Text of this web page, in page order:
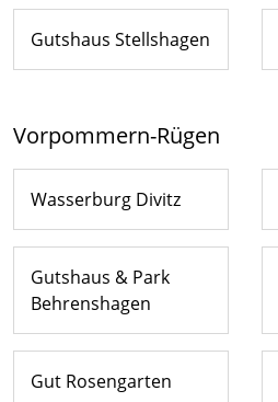
Gutshaus Stellshagen
Vorpommern-Rügen
Wasserburg Divitz
Gutshaus & Park
Behrenshagen
Gut Rosengarten